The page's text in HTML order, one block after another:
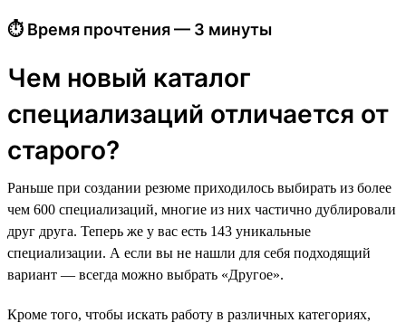
⏱ Время прочтения — 3 минуты
Чем новый каталог
специализаций отличается от
старого?
Раньше при создании резюме приходилось выбирать из более
чем 600 специализаций, многие из них частично дублировали
друг друга. Теперь же у вас есть 143 уникальные
специализации. А если вы не нашли для себя подходящий
вариант — всегда можно выбрать «Другое».
Кроме того, чтобы искать работу в различных категориях,